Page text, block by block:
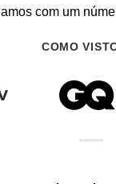
com um
COMO